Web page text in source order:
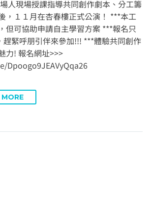
人現場授課指導共同創作劇本、分工籌
，１１月在杏春樓正式公演！ ***本工
但可協助申請自主學習方案 ***報名只
趕緊呼朋引伴來參加!!! ***體驗共同創作
力! 報名網址>>>
Dpoogo9JEAVyQqa26